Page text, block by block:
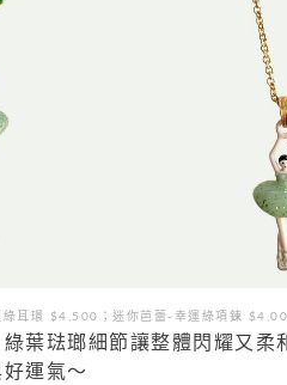
綠耳環 $4,500；迷你芭蕾-幸運綠項鍊
葉琺瑯細節讓整體閃耀又柔
運氣～